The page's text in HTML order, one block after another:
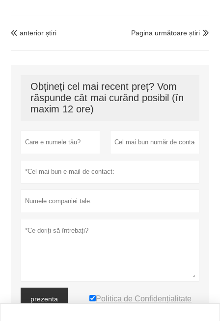
 anterior știri 
Pagina următoare știri
Obțineți cel mai recent preț? Vom
răspunde cât mai curând posibil (în
maxim 12 ore)
prezenta Politica de Confidențialitate